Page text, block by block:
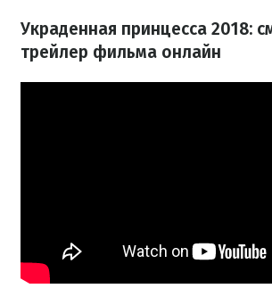
Украденная принцесса 2018:
трейлер фильма онлайн